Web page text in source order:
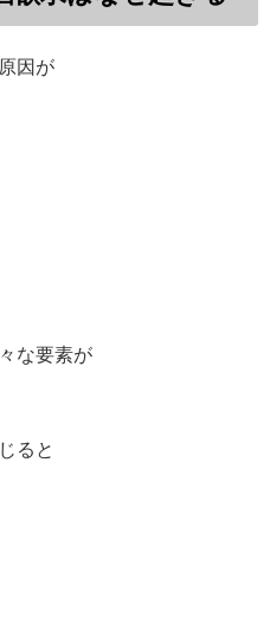
因が
な要素が
ると